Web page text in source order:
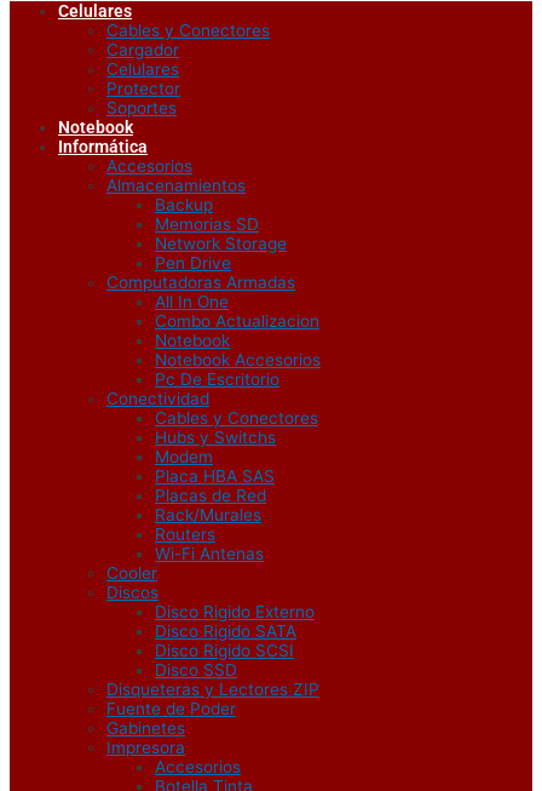
Celulares
Cables y Conectores
Cargador
Celulares
Protector
Soportes
Notebook
Informática
Accesorios
Almacenamientos
Backup
Memorias SD
Network Storage
Pen Drive
Computadoras Armadas
All In One
Combo Actualizacion
Notebook
Notebook Accesorios
Pc De Escritorio
Conectividad
Cables y Conectores
Hubs y Switchs
Modem
Placa HBA SAS
Placas de Red
Rack/Murales
Routers
Wi-Fi Antenas
Cooler
Discos
Disco Rigido Externo
Disco Rigido SATA
Disco Rigido SCSI
Disco SSD
Disqueteras y Lectores ZIP
Fuente de Poder
Gabinetes
Impresora
Accesorios
Botella Tinta